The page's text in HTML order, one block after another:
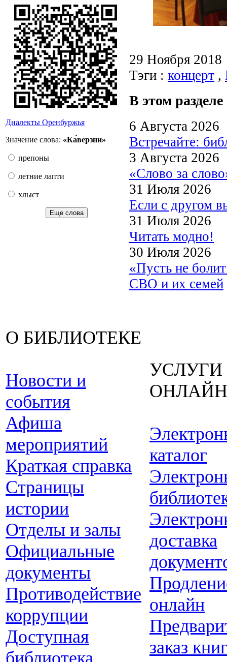
Диалекты Оренбуржья
Значение слова: «Ка́верзни»
препоны
летние лапти
хлыст
Еще слова
29 Ноября
Тэги : концерт ,
В этом разделе
6 Августа 2026
Встречайте:
3 Августа 2026
«Слово за
31 Июля 2026
Если с другом
31 Июля 2026
Читать модно!
30 Июля 2026
«Пусть не
СВО и их семей
О БИБЛИОТЕКЕ
Новости и
события
Афиша
мероприятий
Краткая справка
Страницы
истории
Отделы и залы
Официальные
документы
Противодействие
коррупции
Доступная
библиотека
УСЛУГИ
ОНЛАЙН
каталог
доставка
онлайн
заказ